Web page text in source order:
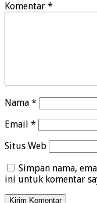
Komentar *
Nama *
Email *
Situs Web
Simpan nama,
ini untuk komentar